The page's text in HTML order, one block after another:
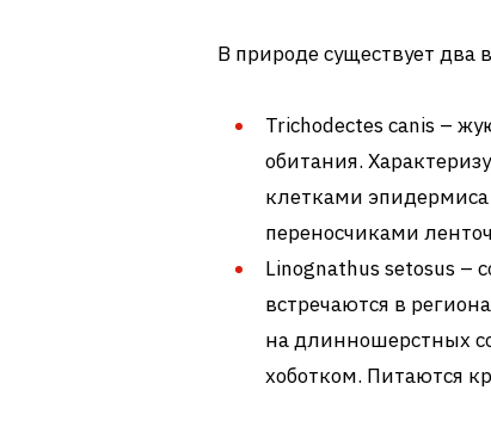
В природе существует
Trichodectes canis –
обитания.
клетками
переносчиками
Linognathus setosus –
встречаются в
на длинношерстных
хоботком. Питаются